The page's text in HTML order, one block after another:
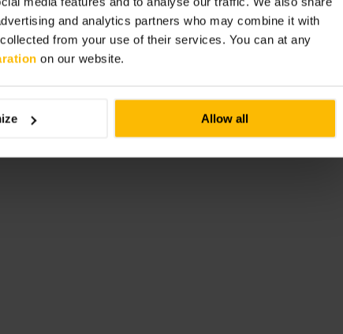
and analytics partners who may combine it with
from your use of their services. You can at any
on our website.
Allow all